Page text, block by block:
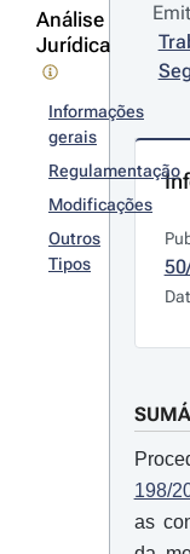
Análise
Jurídica
Informações
gerais
Regulamentação
Modificações
Outros
Tipos
198/
as